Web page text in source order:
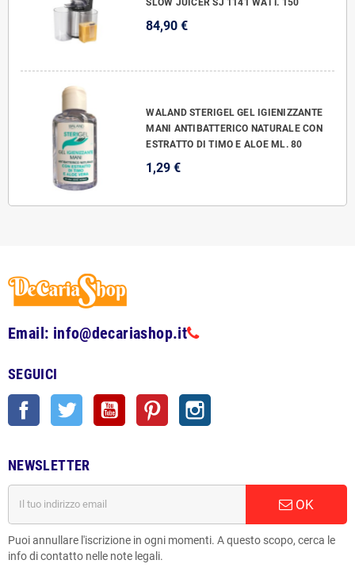
SLOW JUICER SJ 1141 WATT. 150
84,90 €
WALAND STERIGEL GEL IGIENIZZANTE
MANI ANTIBATTERICO NATURALE CON
ESTRATTO DI TIMO E ALOE ML. 80
1,29 €
Email: info@decariashop.it
SEGUICI
Facebook Twitter YouTube Pinterest
NEWSLETTER
OK
Puoi annullare l'iscrizione in ogni momenti. A questo scopo, cerca le
info di contatto nelle note legali.